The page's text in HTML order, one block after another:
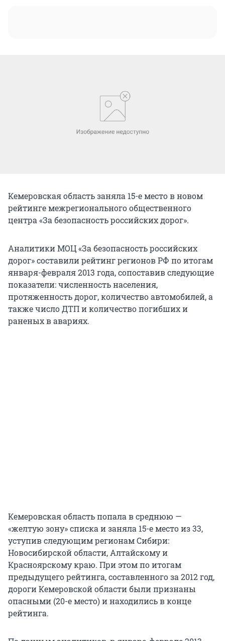
Кемеровская область заняла 15-е место в новом
рейтинге межрегионального общественного
центра «За безопасность российских дорог».
Аналитики МОЦ «За безопасность российских
дорог» составили рейтинг регионов РФ по итогам
января-февраля 2013 года, сопоставив следующие
показатели: численность населения,
протяженность дорог, количество автомобилей, а
также число ДТП и количество погибших и
раненых в авариях.
Кемеровская область попала в среднюю —
«желтую зону» списка и заняла 15-е место из 33,
уступив следующим регионам Сибири:
Новосибирской области, Алтайскому и
Красноярскому краю. При этом по итогам
предыдущего рейтинга, составленного за 2012 год,
дороги Кемеровской области были признаны
опасными (20-е место) и находились в конце
рейтинга.